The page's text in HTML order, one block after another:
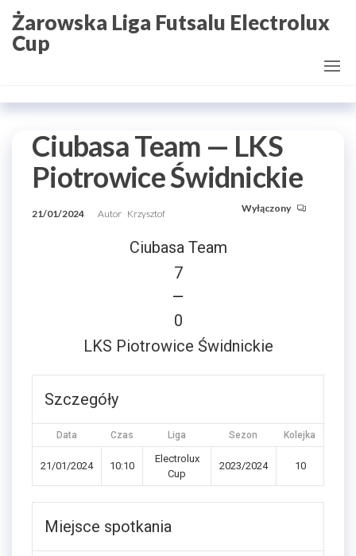
Przejdź
do
treści
Żarowska Liga Futsalu Electrolux
Cup
Ciubasa Team — LKS
Piotrowice Świdnickie
21/01/2024 Autor Krzysztof Wyłączony
Ciubasa Team
7
—
0
LKS Piotrowice Świdnickie
Szczegóły
Data Czas Liga Sezon Kolejka
21/01/2024 10:10
Electrolux
Cup
2023/2024 10
Miejsce spotkania